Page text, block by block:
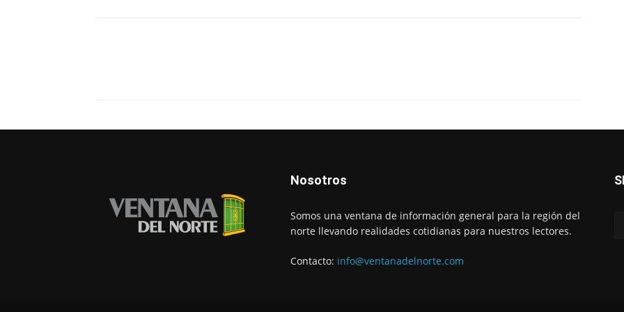
Nosotros
Somos una ventana de información general para la región del
norte llevando realidades cotidianas para nuestros lectores.
Contacto: info@ventanadelnorte.com